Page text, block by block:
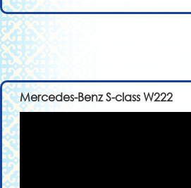
Mercedes-Benz S-class W222